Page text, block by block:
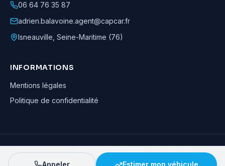
06 64 76 35 87
adrien.balavoine.agent@capcar.fr
Isneauville Seine-Maritime (76)
INFORMATIONS
Mentions légales
Politique de confidentialité
Adrien Balavoine—Agent automobile CapCar, Agent formateur· ©
· Tous droits réservés
Appeler Estimer mon véhicule